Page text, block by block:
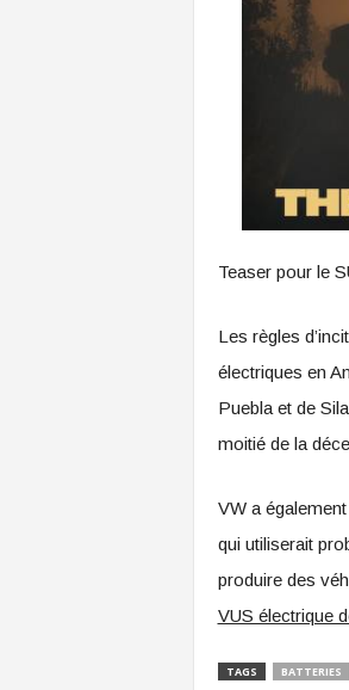
Teaser pour le
Les règles
électriques en
Puebla et de
moitié de la
VW a
qui utiliserait
produire des
VUS électrique
TAGS BATTERIES